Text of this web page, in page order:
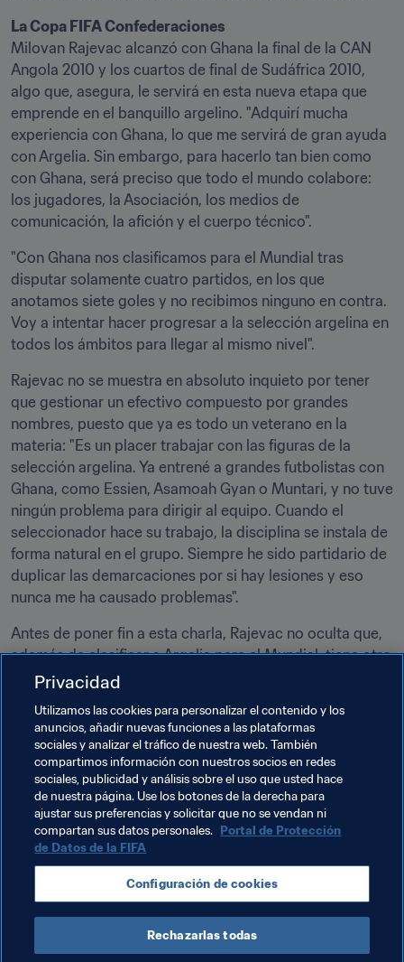
La Copa FIFA Confederaciones
Milovan Rajevac alcanzó con Ghana la final de la CAN
Angola 2010 y los cuartos de final de Sudáfrica 2010,
algo que, asegura, le servirá en esta nueva etapa que
emprende en el banquillo argelino. "Adquirí mucha
experiencia con Ghana, lo que me servirá de gran ayuda
con Argelia. Sin embargo, para hacerlo tan bien como
con Ghana, será preciso que todo el mundo colabore:
los jugadores, la Asociación, los medios de
comunicación, la afición y el cuerpo técnico".
"Con Ghana nos clasificamos para el Mundial tras
disputar solamente cuatro partidos, en los que
anotamos siete goles y no recibimos ninguno en contra.
Voy a intentar hacer progresar a la selección argelina en
todos los ámbitos para llegar al mismo nivel".
Rajevac no se muestra en absoluto inquieto por tener
que gestionar un efectivo compuesto por grandes
nombres, puesto que ya es todo un veterano en la
materia: "Es un placer trabajar con las figuras de la
selección argelina. Ya entrené a grandes futbolistas con
Ghana, como Essien, Asamoah Gyan o Muntari, y no tuve
ningún problema para dirigir al equipo. Cuando el
seleccionador hace su trabajo, la disciplina se instala de
forma natural en el grupo. Siempre he sido partidario de
duplicar las demarcaciones por si hay lesiones y eso
nunca me ha causado problemas".
Antes de poner fin a esta charla, Rajevac no oculta que,
además de clasificar a Argelia para el Mundial, tiene otro
gran objetivo en mente. "Llegué a la final de la CAN 2010
de nuevo la final con Argelia y esta vez alzar el trofeo.
Sería fantástico participar en la Copa FIFA
Confederaciones 2017", concluye.
Temas relacionados
Algeria Cameroon Nigeria Zambia
CAF
Privacidad
Utilizamos las cookies para personalizar el contenido y los
anuncios, añadir nuevas funciones a las plataformas
sociales y analizar el tráfico de nuestra web. También
compartimos información con nuestros socios en redes
sociales, publicidad y análisis sobre el uso que usted hace
de nuestra página. Use los botones de la derecha para
ajustar sus preferencias y solicitar que no se vendan ni
compartan sus datos personales. Portal de Protección
de Datos de la FIFA
Configuración de cookies
Rechazarlas todas